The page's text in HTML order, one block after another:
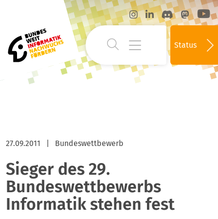
Status
27.09.2011 Bundeswettbewerb
Sieger des 29.
Bundeswettbewerbs
Informatik stehen fest